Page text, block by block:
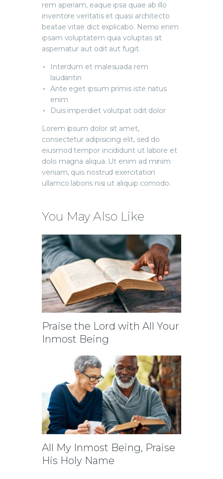
rem aperiam, eaque ipsa quae ab illo
inventore veritatis et quasi architecto
beatae vitae dict explicabo. Nemo enim
ipsam voluptatem quia voluptas sit
aspernatur aut odit aut fugit.
Interdum et malesuada rem
laudantin
Ante eget ipsum primis iste natus
enim
Duis imperdiet volutpat odit dolor
Lorem ipsum dolor sit amet,
consectetur adipisicing elit, sed do
eiusmod tempor incididunt ut labore et
dolo magna aliqua. Ut enim ad minim
veniam, quis nostrud exercitation
ullamco laboris nisi ut aliquip comodo.
You May Also Like
Praise the Lord with All Your
Inmost Being
All My Inmost Being, Praise
His Holy Name